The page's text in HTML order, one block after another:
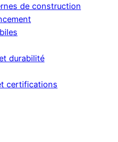
de construction
durabilité
certifications